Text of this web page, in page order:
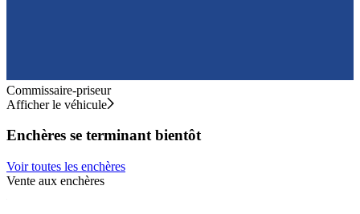
Commissaire-priseur
Afficher le véhicule
Enchères se terminant bientôt
Voir toutes les enchères
Vente aux enchères